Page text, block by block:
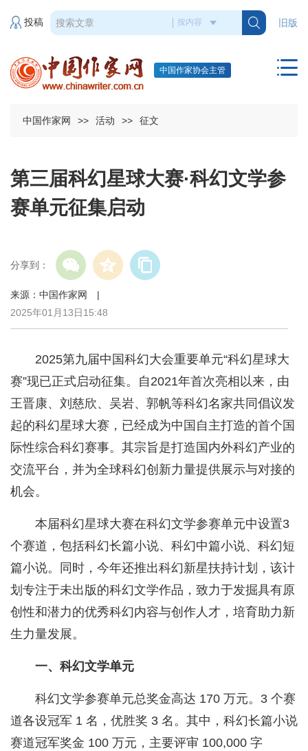
旧版
投稿
中国作家协会主管
中国作家网 >> 活动 >> 征文
第三届科幻星球大赛·科幻文学参
赛单元征集启动
分享到：
来源：中国作家网 |
2025年01月13日15:48
2025第九届中国科幻大会重要单元“科幻星球大
赛”现已正式启动征集。自2021年首次亮相以来，由
王晋康、刘慈欣、吴岩、郭帆等科幻名家共同倡议发
起的科幻星球大赛，已经成为中国自主打造的首个国
际性综合科幻赛事。其宗旨是打造国内外科幻产业的
交流平台，并为全球科幻创新力量提供展示与对接的
机会。
本届科幻星球大赛在科幻文学参赛单元中设置3
个赛道，包括科幻长篇小说、科幻中篇小说、科幻短
篇小说。同时，今年还推出科幻新星扶持计划，该计
划专注于未出版的科幻文学作品，致力于发掘具有原
创性和潜力的优秀科幻内容与创作人才，培育助力新
生力量发展。
一、科幻文学单元
科幻文学参赛单元总奖金高达 170 万元。3 个赛
道各设冠军 1 名，优胜奖 3 名。其中，科幻长篇小说
赛道冠军奖金 100 万元，主要评审 100,000 字